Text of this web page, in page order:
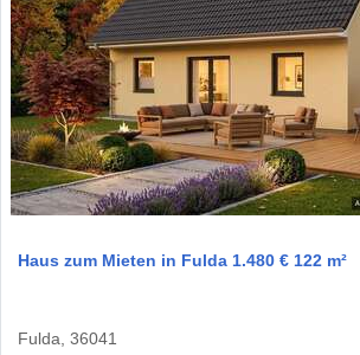
Haus zum Mieten in Fulda 1.480 € 122 m²
Fulda, 36041